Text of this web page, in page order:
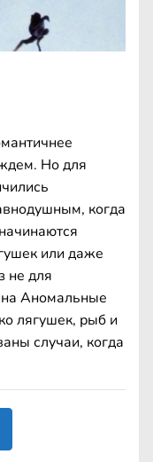
Но для
когда
или даже
не для
Аномальные
лягушек, рыб и
случаи, когда